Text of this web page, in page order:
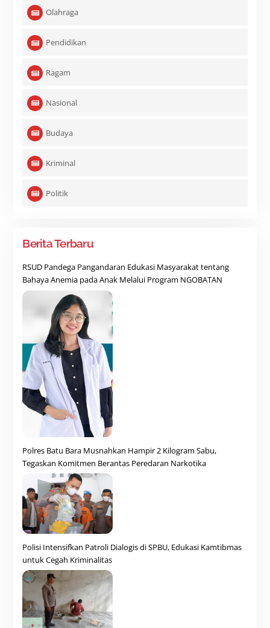
Olahraga
Pendidikan
Ragam
Nasional
Budaya
Kriminal
Politik
Berita Terbaru
RSUD Pandega Pangandaran Edukasi Masyarakat tentang
Bahaya Anemia pada Anak Melalui Program NGOBATAN
Polres Batu Bara Musnahkan Hampir 2 Kilogram Sabu,
Tegaskan Komitmen Berantas Peredaran Narkotika
Polisi Intensifkan Patroli Dialogis di SPBU, Edukasi Kamtibmas
untuk Cegah Kriminalitas